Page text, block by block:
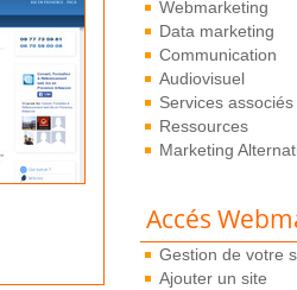
Webmarketing
Data marketing
Communication
Audiovisuel
Services associés
Ressources
Marketing
Accés
Gestion de votre
Ajouter un site